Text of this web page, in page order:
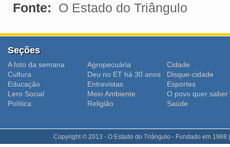
Fonte: O Estado do Triângulo
Seções
A foto da semana Agropecuária
Cidade
Cultura
Deu no ET há 30 anos
Disque-cidade
Educação
Entrevistas
Esportes
Lero Social
Meio Ambiente
O povo quer saber
Polí­tica
Religião Saúde
Copyright © 2013 - O Estado do Triângulo - Fundado em